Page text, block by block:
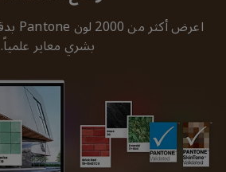
بشري معاير علمياً.